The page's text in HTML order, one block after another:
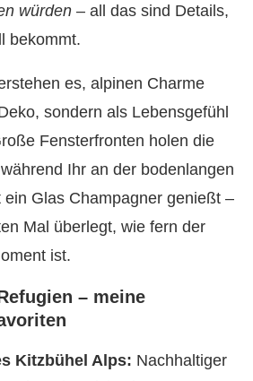
würden – all das sind Details,
bekommt.
es, alpinen Charme
sondern als Lebensgefühl
Fensterfronten holen die
Ihr an der bodenlangen
ein Glas Champagner genießt –
Mal überlegt, wie fern der
ist.
– meine
Kitzbühel Alps: Nachhaltiger